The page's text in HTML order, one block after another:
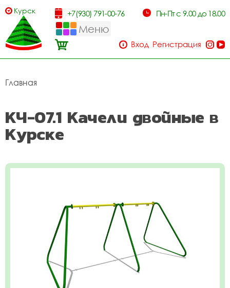
Курск +7(930) 791-00-76 Пн-Пт с 9.00 до 18.00
Меню
Вход Регистрация
Главная
КЧ-07.1 Качели двойные в
Курске